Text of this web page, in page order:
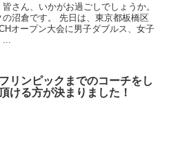
さん、いかがお過ごしでしょうか。
沼倉です。 先日は、東京都板橋区
オープン大会に男子ダブルス、女子
リンピックまでのコーチをし
ける方が決まりました！